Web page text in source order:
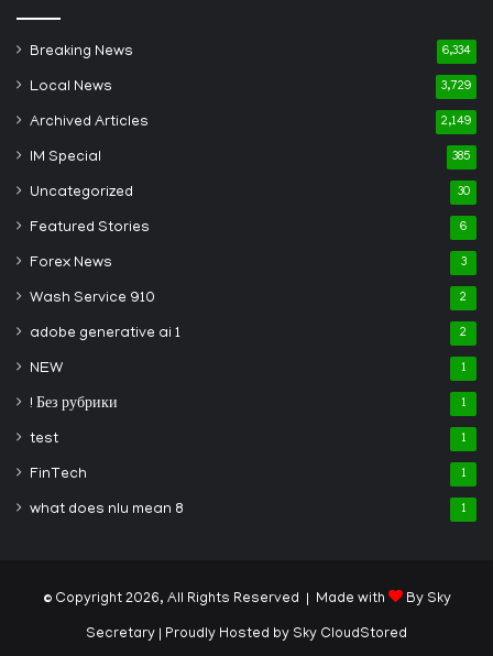
Breaking News 6,334
Local News 3,729
Archived Articles 2,149
IM Special 385
Uncategorized 30
Featured Stories 6
Forex News 3
Wash Service 910 2
adobe generative ai 1 2
NEW 1
! Без рубрики 1
test 1
FinTech 1
what does nlu mean 8 1
© Copyright 2026, All Rights Reserved | Made with By Sky
Secretary | Proudly Hosted by Sky CloudStored